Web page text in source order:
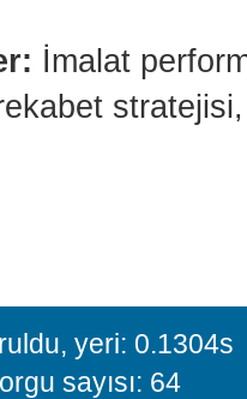
İmalat
yeri: 0.1304s
sayısı: 64